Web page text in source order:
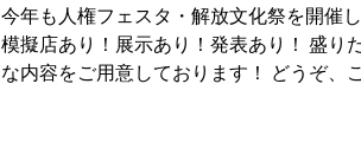
今年も人権フェスタ・解放文化祭を開催し
模擬店あり！展示あり！発表あり！ 盛り
な内容をご用意しております！ どうぞ、